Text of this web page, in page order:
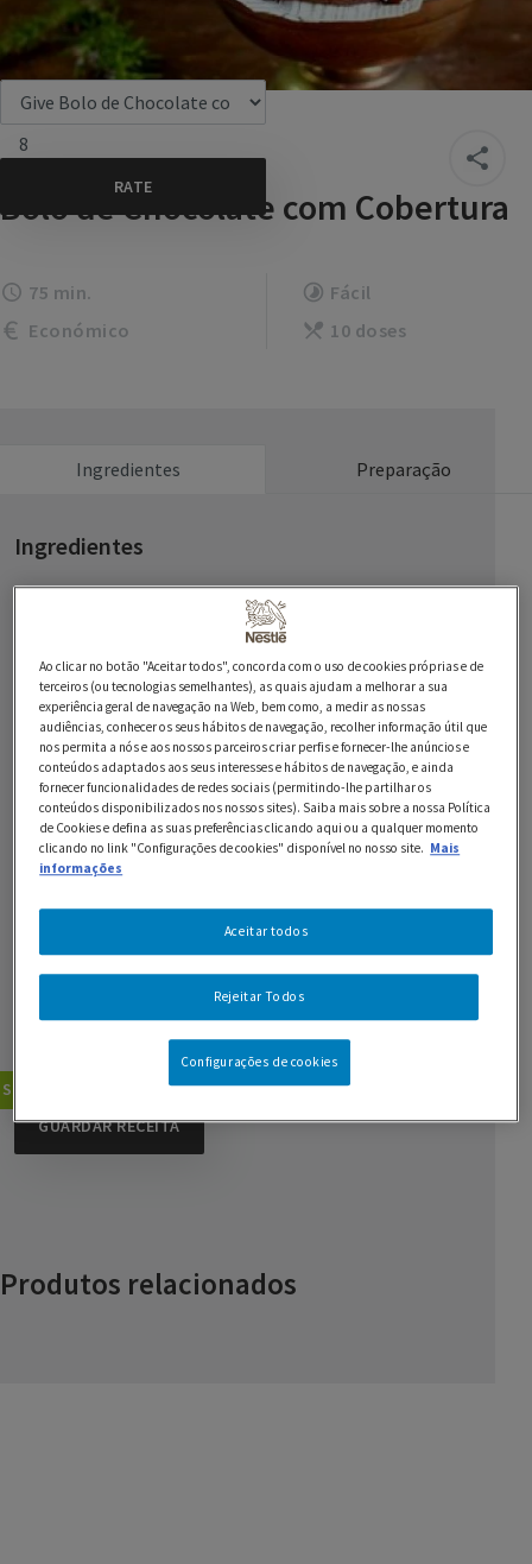
8
Bolo de Chocolate com Cobertura
75 min.
Fácil
Económico
10 doses
Ingredientes Preparação
Ingredientes
250 g de Chocolate Preto 70% NESTLÉ Sobremesas
6 ovos
350 g de farinha
16 g de levedura em pó
200 g de açúcar
175 g de manteiga
300 ml de leite
100 ml de Natas LONGA VIDA para bater
100 g de Chocolate Preto 70% NESTLÉ Sobremesas
GUARDAR RECEITA
Sobremesas Bolos
Produtos relacionados
Ao clicar no botão "Aceitar todos", concorda com o uso de cookies próprias e de
terceiros (ou tecnologias semelhantes), as quais ajudam a melhorar a sua
experiência geral de navegação na Web, bem como, a medir as nossas
audiências, conhecer os seus hábitos de navegação, recolher informação útil que
nos permita a nós e aos nossos parceiros criar perfis e fornecer-lhe anúncios e
conteúdos adaptados aos seus interesses e hábitos de navegação, e ainda
fornecer funcionalidades de redes sociais (permitindo-lhe partilhar os
conteúdos disponibilizados nos nossos sites). Saiba mais sobre a nossa Política
de Cookies e defina as suas preferências clicando aqui ou a qualquer momento
clicando no link "Configurações de cookies" disponível no nosso site. Mais
informações
Rejeitar Todos
Aceitar todos
Configurações de cookies